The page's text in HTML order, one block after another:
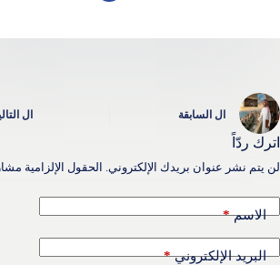
ال السابقة ال
اترك ردّاً
لن يتم نشر عنوان بريدك الإلكتروني. الحقول الإلزامية
الاسم*
البريد الإلكتروني*